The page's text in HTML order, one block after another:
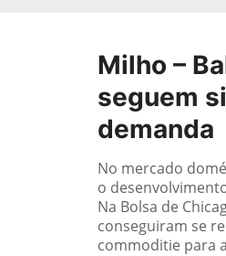
Milho –
seguem
demanda
No mercado
o
Na Bolsa de
conseguiram se
commoditie para